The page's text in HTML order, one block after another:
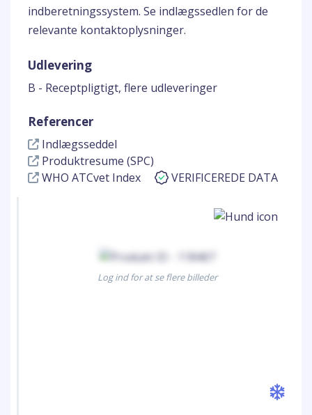
indberetningssystem. Se indlægssedlen for de
relevante kontaktoplysninger.
Udlevering
B - Receptpligtigt, flere udleveringer
Referencer
Indlægsseddel
Produktresume (SPC)
WHO ATCvet Index
VERIFICEREDE DATA
Log ind for at se flere billeder